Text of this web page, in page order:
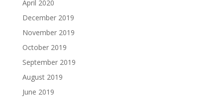
April 2020
December 2019
November 2019
October 2019
September 2019
August 2019
June 2019